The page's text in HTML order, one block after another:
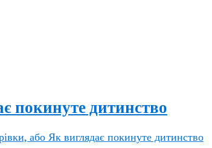
покинуте дитинство
або Як виглядає покинуте дитинство